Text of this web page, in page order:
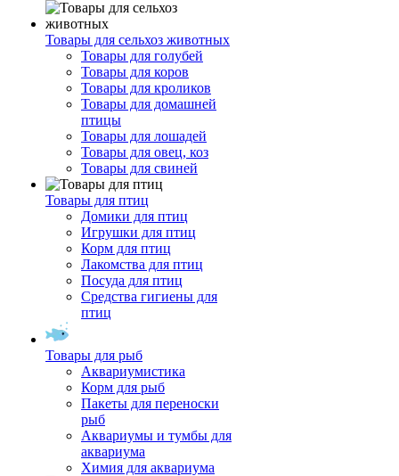
Товары для сельхоз животных
Товары для голубей
Товары для коров
Товары для кроликов
Товары для домашней
птицы
Товары для лошадей
Товары для овец, коз
Товары для свиней
Товары для птиц
Домики для птиц
Игрушки для птиц
Корм для птиц
Лакомства для птиц
Посуда для птиц
Средства гигиены для
птиц
Товары для рыб
Аквариумистика
Корм для рыб
Пакеты для переноски
рыб
Аквариумы и тумбы для
аквариума
Химия для аквариума